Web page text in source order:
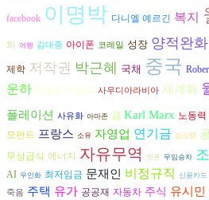
facebook 이명박 다니엘 예르긴 복지
화 여행 김대중 아이폰 코레일 성장 양적완화
제학 저작권 박근혜 국채 중국
운하 도널드 트럼프 사우디아라비아 세계화
플레이션 사유화 아마존 금 Karl Marx 노동력
모펀드 프랑스 소유 자영업 연기금 심상정
무상급식 에너지 자유무역 엔론 무임승차
AI 무인화 최저임금 문재인 비정규직 신용카드
죽음 주택 유가 공공재 자동차 주식 유시민